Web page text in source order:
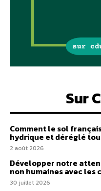
Sur
Comment le sol
hydrique et déréglé
2 août 2026
Développer notre
non humaines avec les
30 juillet 2026